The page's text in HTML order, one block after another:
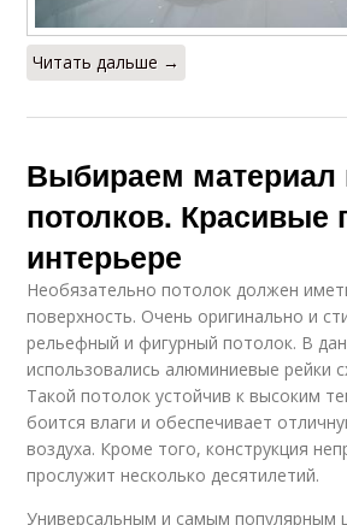
Читать дальше →
Выбираем материал
потолков.
интерьере
Необязательно потолок должен
поверхность. Очень оригинально и
рельефный и фигурный потолок. В
использовались алюминиевые рейки
Такой потолок устойчив к высоким
боится влаги и обеспечивает
воздуха. Кроме того, конструкция
прослужит несколько десятилетий.
Универсальным и самым популярным